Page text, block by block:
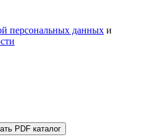
элементы
от 3 до 7 лет
возможностями
5 до 12 лет
персональных данных и
PDF каталог